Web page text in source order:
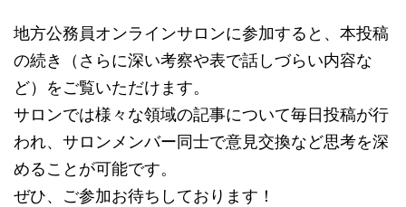
地方公務員オンラインサロンに参加すると、本投稿
の続き（さらに深い考察や表で話しづらい内容な
ど）をご覧いただけます。
サロンでは様々な領域の記事について毎日投稿が行
われ、サロンメンバー同士で意見交換など思考を深
めることが可能です。
ぜひ、ご参加お待ちしております！